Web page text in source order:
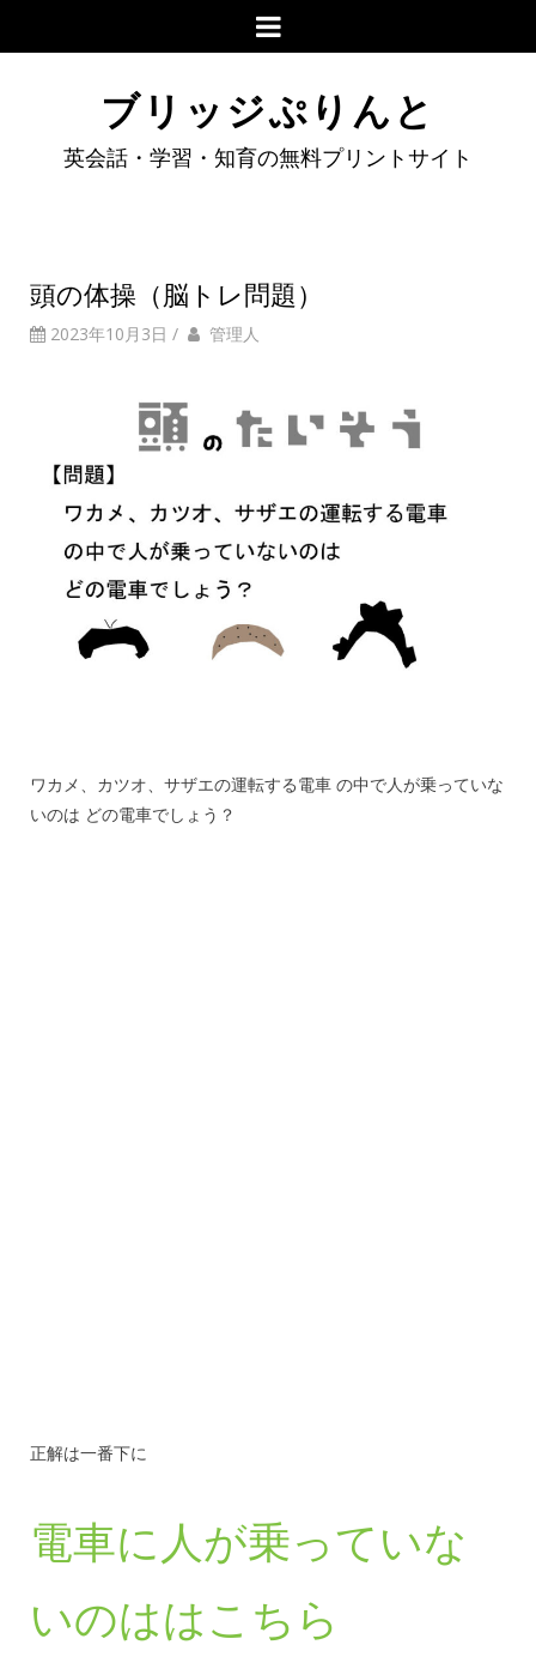
ブリッジぷりんと
英会話・学習・知育の無料プリントサイト
頭の体操（脳トレ問題）
2023年10月3日 / 管理人
ワカメ、カツオ、サザエの運転する電車 の中で人が乗っていな
いのは どの電車でしょう？
正解は一番下に
電車に人が乗っていな
いのははこちら